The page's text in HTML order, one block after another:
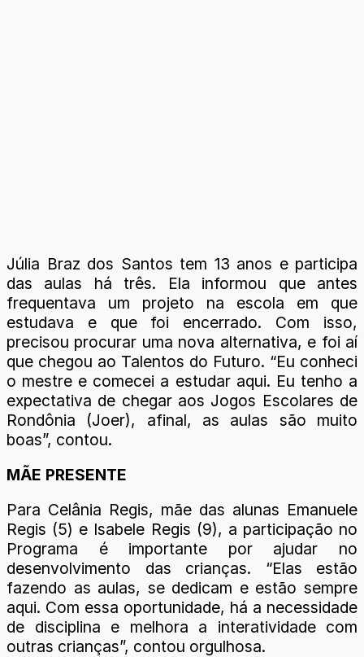
Júlia Braz dos Santos tem 13 anos e participa
das aulas há três. Ela informou que antes
frequentava um projeto na escola em que
estudava e que foi encerrado. Com isso,
precisou procurar uma nova alternativa, e foi aí
que chegou ao Talentos do Futuro. “Eu conheci
o mestre e comecei a estudar aqui. Eu tenho a
expectativa de chegar aos Jogos Escolares de
Rondônia (Joer), afinal, as aulas são muito
boas”, contou.
MÃE PRESENTE
Para Celânia Regis, mãe das alunas Emanuele
Regis (5) e Isabele Regis (9), a participação no
Programa é importante por ajudar no
desenvolvimento das crianças. “Elas estão
fazendo as aulas, se dedicam e estão sempre
aqui. Com essa oportunidade, há a necessidade
de disciplina e melhora a interatividade com
outras crianças”, contou orgulhosa.